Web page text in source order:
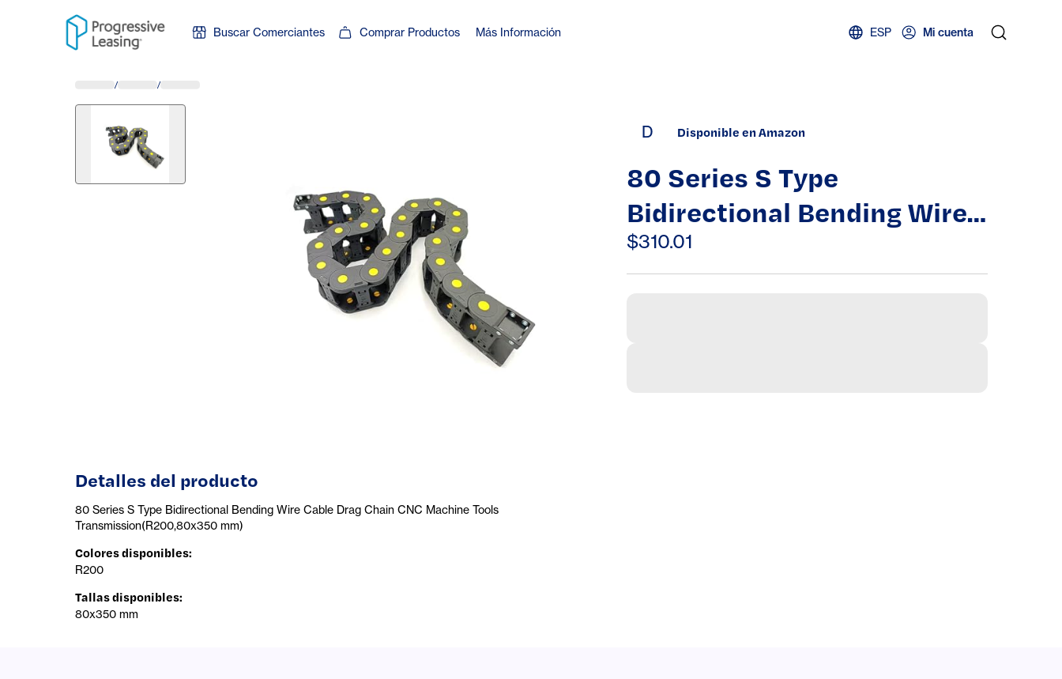
Skip to content
Buscar Comerciantes Comprar Productos Más Información ESP Mi cuenta
/ /
Detalles del producto
80 Series S Type Bidirectional Bending Wire Cable Drag Chain CNC Machine Tools
Transmission(R200,80x350 mm)
Colores disponibles:
R200
Tallas disponibles:
80x350 mm
D Disponible en Amazon
80 Series S Type
Bidirectional Bending Wire
Cable Drag Chain CNC
Machine Tools
$310.01